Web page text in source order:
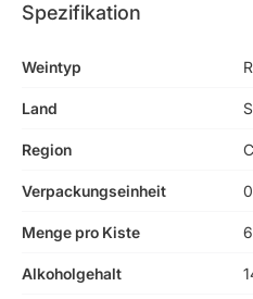
Spezifikation
Weintyp
Land
Region
Verpackungseinheit
Menge pro Kiste 6
Alkoholgehalt